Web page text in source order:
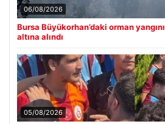
06/08/2026
Bursa Büyükorhan’daki orman
altına alındı
05/08/2026